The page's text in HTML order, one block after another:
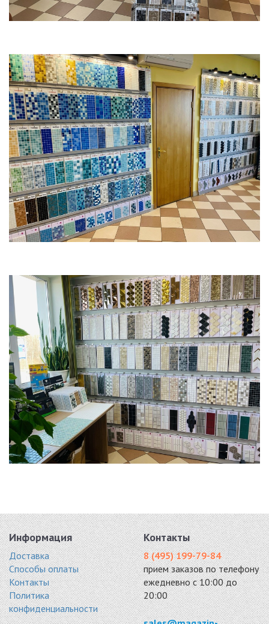
Информация
Доставка
Способы оплаты
Контакты
Политика
конфиденциальности
Контакты
8 (495) 199-79-84
прием заказов по телефону
ежедневно с 10:00 до
20:00